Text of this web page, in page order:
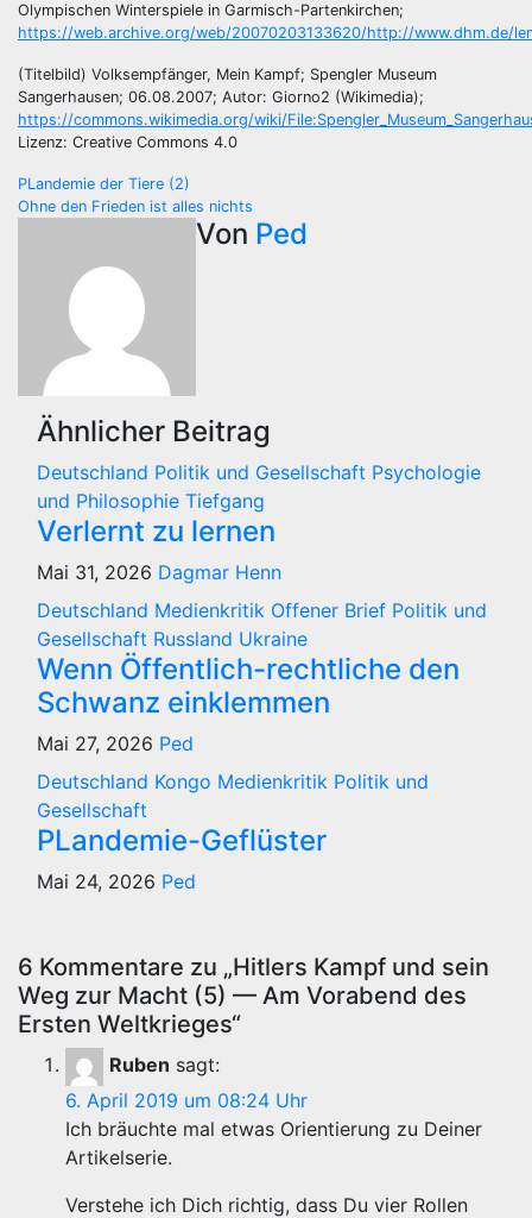
Olympischen Winterspiele in Garmisch-Partenkirchen;
https://web.archive.org/web/20070203133620/http://www.dhm.de/
(Titelbild) Volksempfänger, Mein Kampf; Spengler Museum
Sangerhausen; 06.08.2007; Autor: Giorno2 (Wikimedia);
https://commons.wikimedia.org/wiki/
Lizenz: Creative Commons 4.0
Beitragsnavigation
PLandemie der Tiere (2)
Ohne den Frieden ist alles nichts
Von Ped
Ähnlicher Beitrag
Deutschland Politik und Gesellschaft Psychologie
und Philosophie Tiefgang
Verlernt zu lernen
Mai 31, 2026 Dagmar Henn
Deutschland Medienkritik Offener Brief Politik und
Gesellschaft Russland Ukraine
Wenn Öffentlich-rechtliche den
Schwanz einklemmen
Mai 27, 2026 Ped
Deutschland Kongo Medienkritik Politik und
Gesellschaft
PLandemie-Geflüster
Mai 24, 2026 Ped
6 Kommentare zu „Hitlers Kampf und sein
Weg zur Macht (5) — Am Vorabend des
Ersten Weltkrieges“
Ruben sagt:
6. April 2019 um 08:24 Uhr
Ich bräuchte mal etwas Orientierung zu Deiner
Artikelserie.
Verstehe ich Dich richtig, dass Du vier Rollen